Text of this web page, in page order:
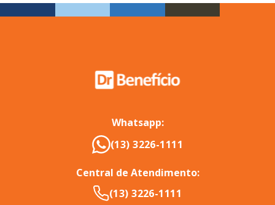
Whatsapp:
(13) 3226-1111
Central de Atendimento:
(13) 3226-1111